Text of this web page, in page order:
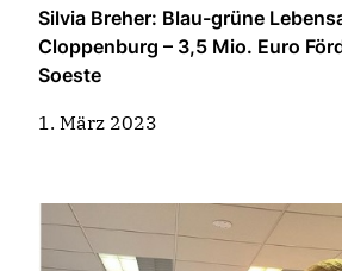
Silvia Breher: Blau-grüne
Cloppenburg – 3,5 Mio. Euro
Soeste
1. März 2023